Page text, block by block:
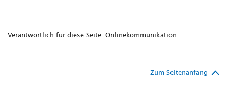
Verantwortlich für diese Seite: Onlinekommunikation
Zum Seitenanfang